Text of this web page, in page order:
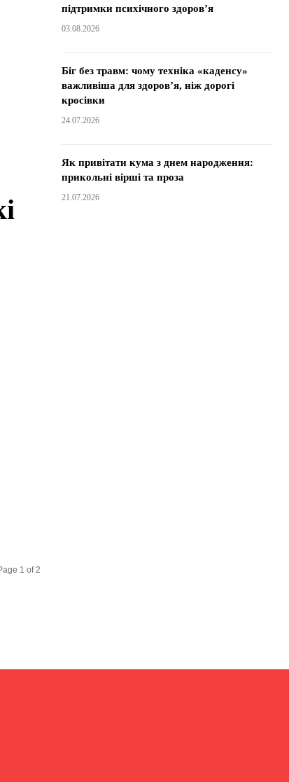
1 of 2
підтримки психічного здоров’я
03.08.2026
Біг без травм: чому техніка «каденсу»
важливіша для здоров’я, ніж дорогі
кросівки
24.07.2026
Як привітати кума з днем народження:
прикольні вірші та проза
21.07.2026